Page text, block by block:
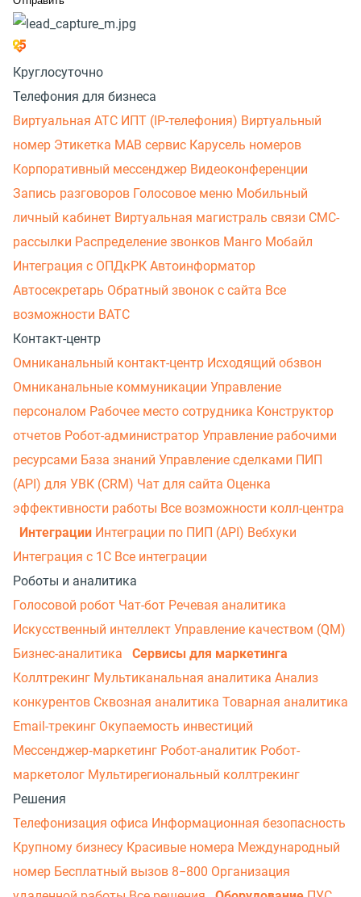
Круглосуточно
Телефония для бизнеса
Виртуальная АТС ИПТ (IP-телефония) Виртуальный
номер Этикетка МАВ сервис Карусель номеров
Корпоративный мессенджер Видеоконференции
Запись разговоров Голосовое меню Мобильный
личный кабинет Виртуальная магистраль связи СМС-
рассылки Распределение звонков Манго Мобайл
Интеграция с ОПДкРК Автоинформатор
Автосекретарь Обратный звонок с сайта Все
возможности ВАТС
Контакт-центр
Омниканальный контакт-центр Исходящий обзвон
Омниканальные коммуникации Управление
персоналом Рабочее место сотрудника Конструктор
отчетов Робот-администратор Управление рабочими
ресурсами База знаний Управление сделками ПИП
(API) для УВК (CRM) Чат для сайта Оценка
эффективности работы Все возможности колл-центра
Интеграции Интеграции по ПИП (API) Вебхуки
Интеграция с 1С Все интеграции
Роботы и аналитика
Голосовой робот Чат-бот Речевая аналитика
Искусственный интеллект Управление качеством (QM)
Бизнес-аналитика
Сервисы для маркетинга
Коллтрекинг Мультиканальная аналитика Анализ
конкурентов Сквозная аналитика Товарная аналитика
Email-трекинг Окупаемость инвестиций
Мессенджер‑маркетинг Робот-аналитик Робот-
маркетолог Мультирегиональный коллтрекинг
Решения
Телефонизация офиса Информационная безопасность
Крупному бизнесу Красивые номера Международный
номер Бесплатный вызов 8−800 Организация